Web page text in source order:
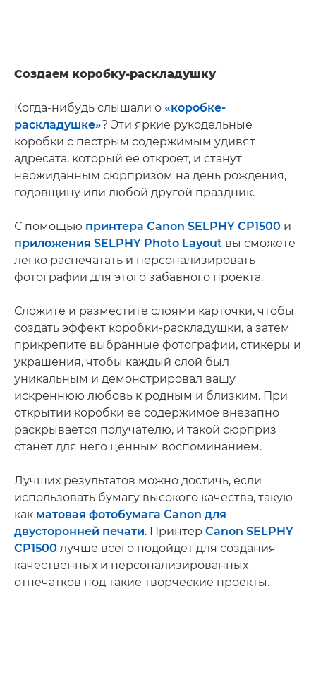
Создаем коробку-раскладушку
Когда-нибудь слышали о «коробке-
раскладушке»? Эти яркие рукодельные
коробки с пестрым содержимым удивят
адресата, который ее откроет, и станут
неожиданным сюрпризом на день рождения,
годовщину или любой другой праздник.
С помощью принтера Canon SELPHY CP1500 и
приложения SELPHY Photo Layout вы сможете
легко распечатать и персонализировать
фотографии для этого забавного проекта.
Сложите и разместите слоями карточки, чтобы
создать эффект коробки-раскладушки, а затем
прикрепите выбранные фотографии, стикеры и
украшения, чтобы каждый слой был
уникальным и демонстрировал вашу
искреннюю любовь к родным и близким. При
открытии коробки ее содержимое внезапно
раскрывается получателю, и такой сюрприз
станет для него ценным воспоминанием.
Лучших результатов можно достичь, если
использовать бумагу высокого качества, такую
как матовая фотобумага Canon для
двусторонней печати. Принтер Canon SELPHY
CP1500 лучше всего подойдет для создания
качественных и персонализированных
отпечатков под такие творческие проекты.